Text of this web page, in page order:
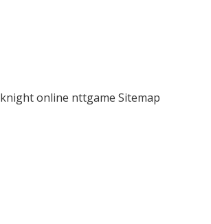
knight online nttgame Sitemap